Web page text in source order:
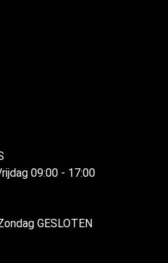
09:00 - 17:00
GESLOTEN